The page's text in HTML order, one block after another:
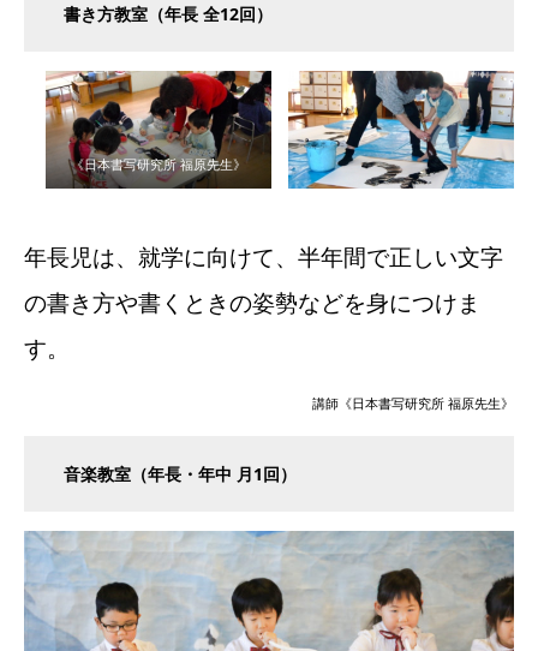
書き方教室（年長 全12回）
《日本書写研究所 福原先生》
年長児は、就学に向けて、半年間で正しい文字
の書き方や書くときの姿勢などを身につけま
す。
講師《日本書写研究所 福原先生》
音楽教室（年長・年中 月1回）